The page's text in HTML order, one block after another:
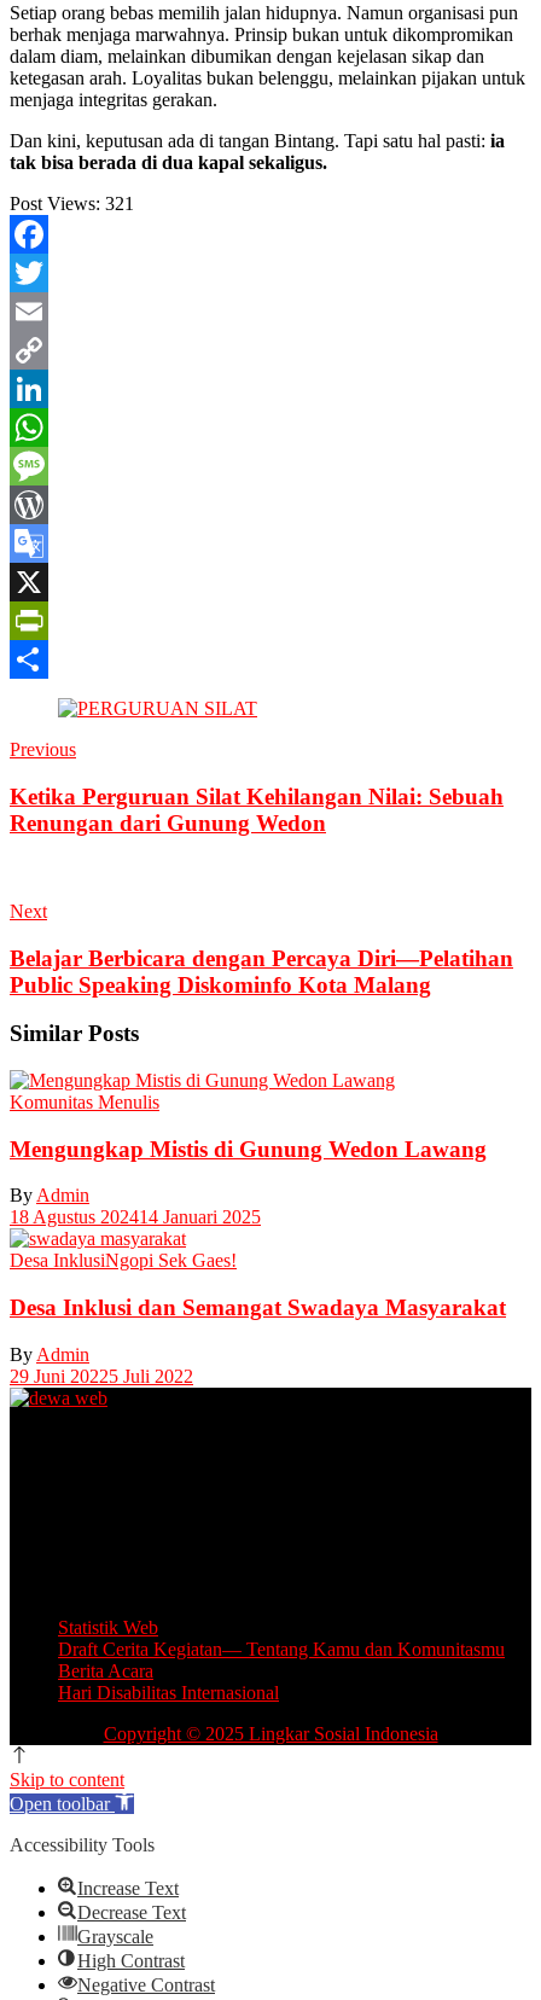
Setiap orang bebas memilih jalan hidupnya. Namun organisasi pun
berhak menjaga marwahnya. Prinsip bukan untuk dikompromikan
dalam diam, melainkan dibumikan dengan kejelasan sikap dan
ketegasan arah. Loyalitas bukan belenggu, melainkan pijakan untuk
menjaga integritas gerakan.
Dan kini, keputusan ada di tangan Bintang. Tapi satu hal pasti: ia
tak bisa berada di dua kapal sekaligus.
Post Views: 321
Facebook
Twitter
Email
Copy
Link
LinkedIn
WhatsApp
Message
WordPress
Google
Translate
X
PrintFriendly
Previous
Ketika Perguruan Silat Kehilangan Nilai: Sebuah
Renungan dari Gunung Wedon
Next
Belajar Berbicara dengan Percaya Diri—Pelatihan
Public Speaking Diskominfo Kota Malang
Similar Posts
Komunitas Menulis
Mengungkap Mistis di Gunung Wedon Lawang
By Admin
18 Agustus 202414 Januari 2025
Desa InklusiNgopi Sek Gaes!
Desa Inklusi dan Semangat Swadaya Masyarakat
By Admin
29 Juni 20225 Juli 2022
Statistik Web
Draft Cerita Kegiatan— Tentang Kamu dan Komunitasmu
Berita Acara
Hari Disabilitas Internasional
Copyright © 2025 Lingkar Sosial Indonesia
Skip to content
Open toolbar
Accessibility Tools
Increase Text
Decrease Text
Grayscale
High Contrast
Negative Contrast